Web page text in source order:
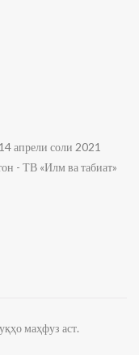
апрели соли 2021
- ТВ «Илм ва табиат»
маҳфуз аст.